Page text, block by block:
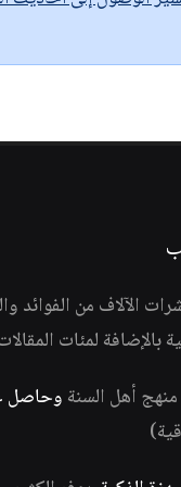
الآلاف من الفوائد
بالإضافة لمئات
أهل السنة وحاصل